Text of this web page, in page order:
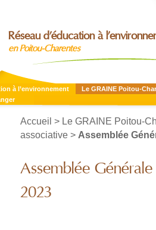
Réseau d’éducation à
en Poitou-Charentes
à l’environnement
Le GRAINE Poitou-
Accueil > Le GRAINE Poitou-
associative > Assemblée
Assemblée
2023